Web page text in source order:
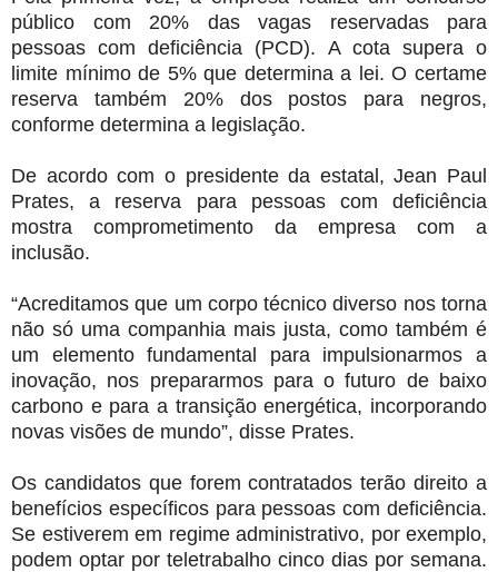
público com 20% das vagas reservadas para
pessoas com deficiência (PCD). A cota supera o
limite mínimo de 5% que determina a lei. O certame
reserva também 20% dos postos para negros,
conforme determina a legislação.
De acordo com o presidente da estatal, Jean Paul
Prates, a reserva para pessoas com deficiência
mostra comprometimento da empresa com a
inclusão.
“Acreditamos que um corpo técnico diverso nos torna
não só uma companhia mais justa, como também é
um elemento fundamental para impulsionarmos a
inovação, nos prepararmos para o futuro de baixo
carbono e para a transição energética, incorporando
novas visões de mundo”, disse Prates.
Os candidatos que forem contratados terão direito a
benefícios específicos para pessoas com deficiência.
Se estiverem em regime administrativo, por exemplo,
podem optar por teletrabalho cinco dias por semana.